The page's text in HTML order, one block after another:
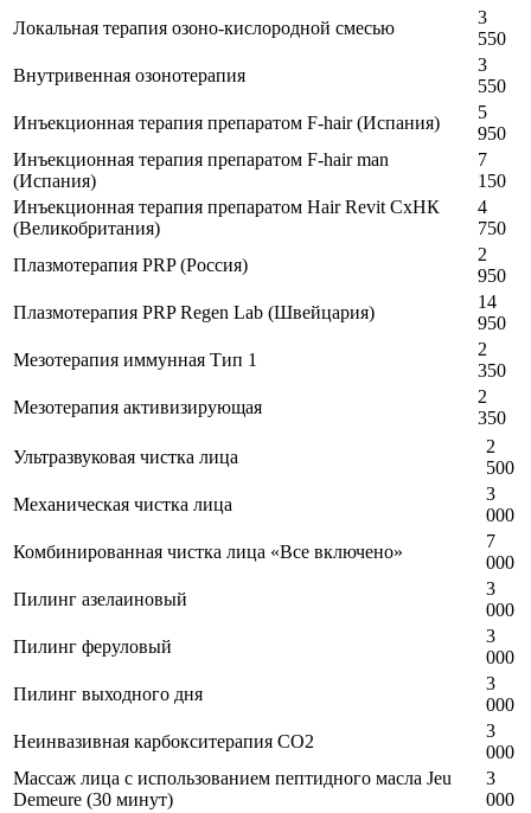
Локальная терапия озоно-кислородной смесью
3
550
Внутривенная озонотерапия
3
550
Инъекционная терапия препаратом F-hair (Испания)
5
950
Инъекционная терапия препаратом F-hair man
(Испания)
7
150
Инъекционная терапия препаратом Hair Revit CxHК
(Великобритания)
4
750
Плазмотерапия PRP (Россия)
2
950
Плазмотерапия PRP Regen Lab (Швейцария)
14
950
Мезотерапия иммунная Тип 1
2
350
Мезотерапия активизирующая
2
350
Ультразвуковая чистка лица
2
500
Механическая чистка лица
3
000
Комбинированная чистка лица «Все включено»
7
000
Пилинг азелаиновый
3
000
Пилинг феруловый
3
000
Пилинг выходного дня
3
000
Неинвазивная карбокситерапия СО2
3
000
Массаж лица с использованием пептидного масла Jeu
Demeure (30 минут)
3
000